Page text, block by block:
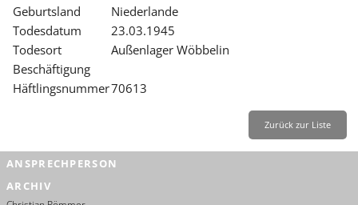
BILDUNG
FORSCHUNG
SERVICE
Leichte Sprache
Geburtsland
Niederlande
Todesdatum
23.03.1945
Todesort
Außenlager Wöbbelin
Beschäftigung
Häftlingsnummer70613
Zurück zur Liste
ANSPRECHPERSON
ARCHIV